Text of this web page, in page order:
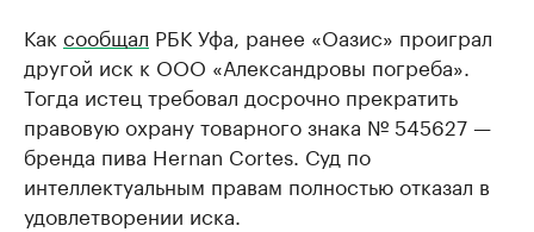
Как сообщал РБК Уфа, ранее «Оазис» проиграл
другой иск к ООО «Александровы погреба».
Тогда истец требовал досрочно прекратить
правовую охрану товарного знака № 545627 —
бренда пива Hernan Cortes. Суд по
интеллектуальным правам полностью отказал в
удовлетворении иска.